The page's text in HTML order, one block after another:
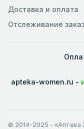
Доставка и оплата
Отслеживание
apteka-women.ru -
© 2014-2025 - «Аптека